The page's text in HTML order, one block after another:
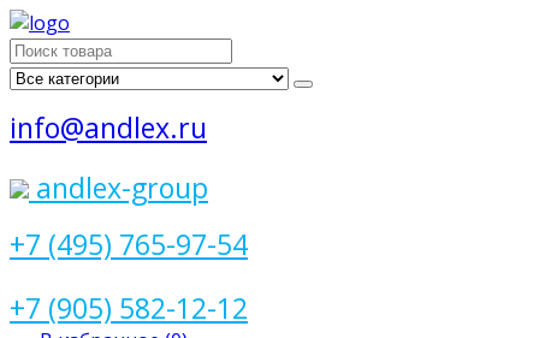
Поиск
для:
info@andlex.ru
andlex-group
+7 (495) 765-97-54
+7 (905) 582-12-12